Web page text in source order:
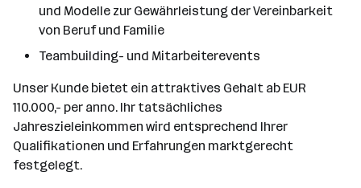
und Modelle zur Gewährleistung der Vereinbarkeit
von Beruf und Familie
Teambuilding- und Mitarbeiterevents
Unser Kunde bietet ein attraktives Gehalt ab EUR
110.000,- per anno. Ihr tatsächliches
Jahreszieleinkommen wird entsprechend Ihrer
Qualifikationen und Erfahrungen marktgerecht
festgelegt.